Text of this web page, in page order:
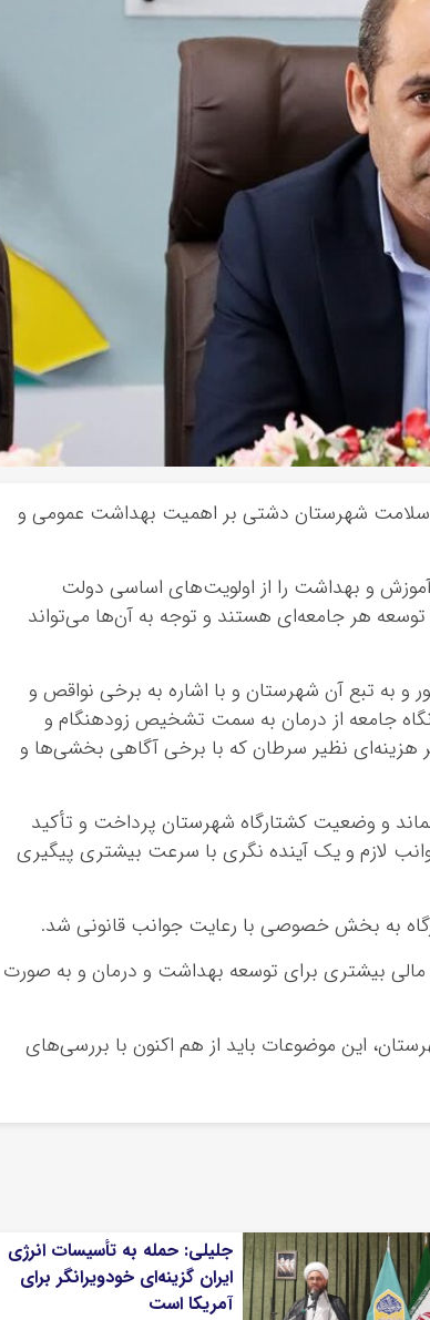
سلامت شهرستان دشتی بر اهمیت بهداشت عمومی و
و بهداشت را از اولویت‌های اساسی دولت
هر جامعه‌ای هستند و توجه به آن‌ها می‌تواند
به تبع آن شهرستان و با اشاره به برخی نواقص و
جامعه از درمان به سمت تشخیص زودهنگام و
هزینه‌ای نظیر سرطان که با برخی آگاهی بخشی‌ها و
و وضعیت کشتارگاه شهرستان پرداخت و تأکید
لازم و یک آینده نگری با سرعت بیشتری پیگیری
به بخش خصوصی با رعایت جوانب قانونی شد.
بیشتری برای توسعه بهداشت و درمان و به صورت
این موضوعات باید از هم اکنون با بررسی‌های
جلیلی: حمله به تأسیسات انرژی
ایران گزینه‌ای خودویرانگر برای
آمریکا است